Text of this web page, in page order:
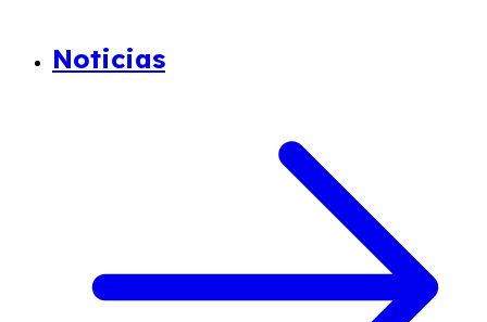
Noticias